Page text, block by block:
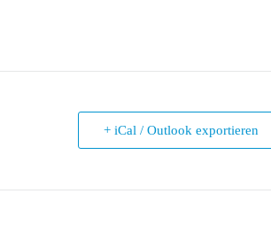
+ iCal / Outlook exportieren